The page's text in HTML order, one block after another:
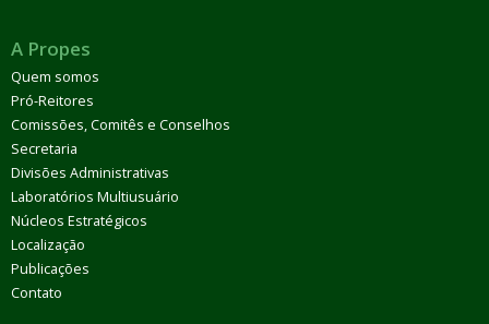
A Propes
Quem somos
Pró-Reitores
Comissões, Comitês e Conselhos
Secretaria
Divisões Administrativas
Laboratórios Multiusuário
Núcleos Estratégicos
Localização
Publicações
Contato